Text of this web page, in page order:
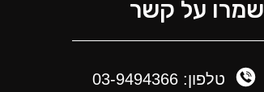
שמרו על קשר
טלפון: 03-9494366